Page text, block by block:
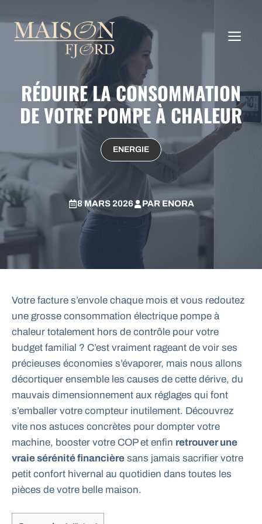
au
contenu
RÉDUIRE LA CONSOMMATION
DE VOTRE POMPE À CHALEUR
ENERGIE
8 MARS 2026 PARENORA
Votre facture s’envole chaque mois et vous redoutez
une grosse consommation électrique pompe à
chaleur totalement hors de contrôle pour votre
budget familial ? C’est vraiment rageant de voir ses
précieuses économies s’évaporer, mais nous allons
décortiquer ensemble les causes de cette dérive, du
mauvais dimensionnement aux réglages qui font
s’emballer votre compteur inutilement. Découvrez
vite nos astuces concrètes pour dompter votre
machine, booster votre COP et enfin retrouver une
vraie sérénité financière sans jamais sacrifier votre
petit confort hivernal au quotidien dans toutes les
pièces de votre belle maison.